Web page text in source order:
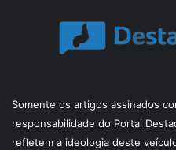
Somente os artigos assinados
responsabilidade do Portal
refletem a ideologia deste